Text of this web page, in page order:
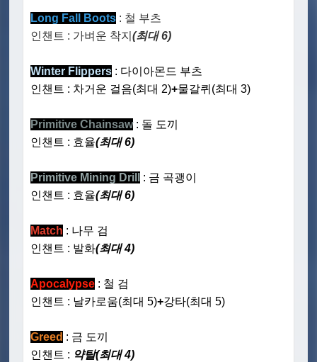
Long Fall Boots : 철 부츠
인챈트 : 가벼운 착지(최대 6)
Winter Flippers : 다이아몬드 부츠
인챈트 : 차거운 걸음(최대 2)+물갈퀴(최대 3)
Primitive Chainsaw: 돌 도끼
인챈트 : 효율(최대 6)
Primitive Mining Drill
: 금 곡괭이
인챈트 : 효율(최대 6)
Match : 나무 검
인챈트 : 발화(최대 4)
Apocalypse : 철 검
인챈트 : 날카로움(최대 5)+강타(최대 5)
Greed : 금 도끼
인챈트 : 약탈(최대 4)